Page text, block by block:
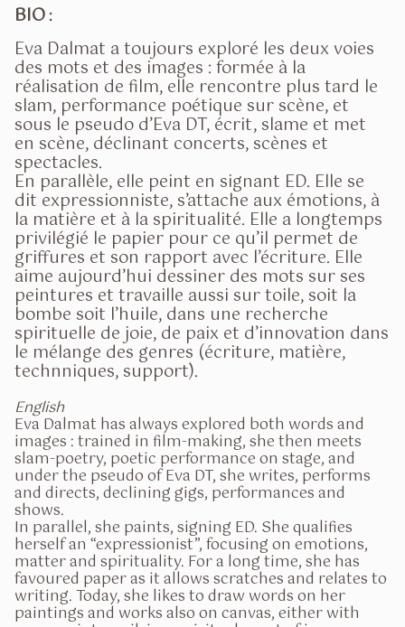
BIO:
Eva Dalmat a toujours exploré les deux voies
des mots et des images : formée à la
réalisation de film, elle rencontre plus tard le
slam, performance poétique sur scène, et
sous le pseudo d’Eva DT, écrit, slame et met
en scène, déclinant concerts, scènes et
spectacles.
En parallèle, elle peint en signant ED. Elle se
dit expressionniste, s’attache aux émotions, à
la matière et à la spiritualité. Elle a longtemps
privilégié le papier pour ce qu’il permet de
griffures et son rapport avec l’écriture. Elle
aime aujourd’hui dessiner des mots sur ses
peintures et travaille aussi sur toile, soit la
bombe soit l’huile, dans une recherche
spirituelle de joie, de paix et d’innovation dans
le mélange des genres (écriture, matière,
technniques, support).
English
Eva Dalmat has always explored both words and
images : trained in film-making, she then meets
slam-poetry, poetic performance on stage, and
under the pseudo of Eva DT, she writes, performs
and directs, declining gigs, performances and
shows.
In parallel, she paints, signing ED. She qualifies
herself an “expressionist”, focusing on emotions,
matter and spirituality. For a long time, she has
favoured paper as it allows scratches and relates to
writing. Today, she likes to draw words on her
paintings and works also on canvas, either with